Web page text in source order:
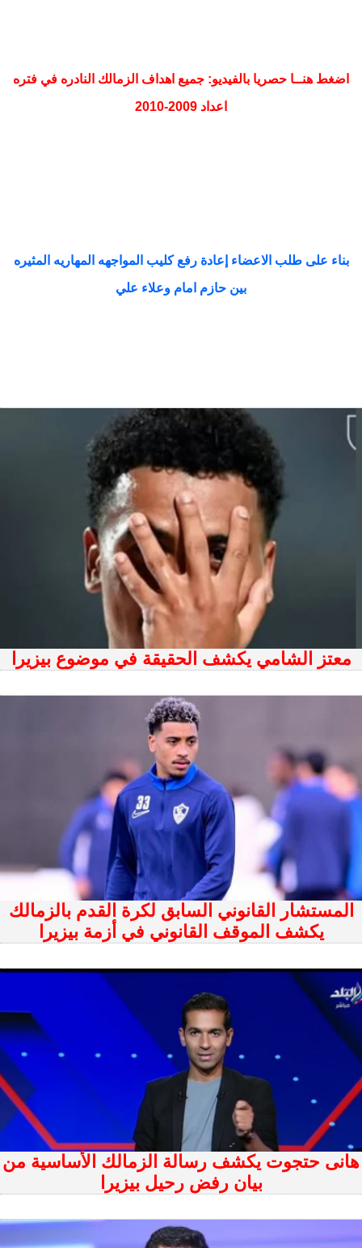
اضغط هنــا حصريا بالفيديو: جميع اهداف الزمالك النادره في فتره
اعداد 2009-2010
بناء على طلب الاعضاء إعادة رفع كليب المواجهه المهاريه المثيره
بين حازم امام وعلاء علي
معتز الشامي يكشف الحقيقة في موضوع بيزيرا
المستشار القانوني السابق لكرة القدم بالزمالك
يكشف الموقف القانوني في أزمة بيزيرا
هانى حتجوت يكشف رسالة الزمالك الأساسية من
بيان رفض رحيل بيزيرا